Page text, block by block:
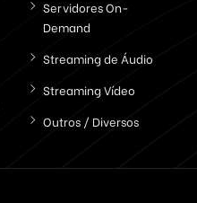
Servidores On-
Demand
Streaming de Áudio
Streaming Vídeo
Outros / Diversos